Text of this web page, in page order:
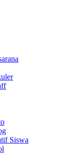
Siswa